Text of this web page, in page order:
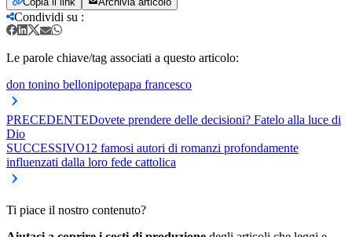
Condividi su :
Le parole chiave/tag associati a questo articolo:
don tonino bellonipotepapa francesco
PRECEDENTEDovete prendere delle decisioni? Fatelo alla luce di
Dio
SUCCESSIVO12 famosi autori di romanzi profondamente
influenzati dalla loro fede cattolica
Ti piace il nostro contenuto?